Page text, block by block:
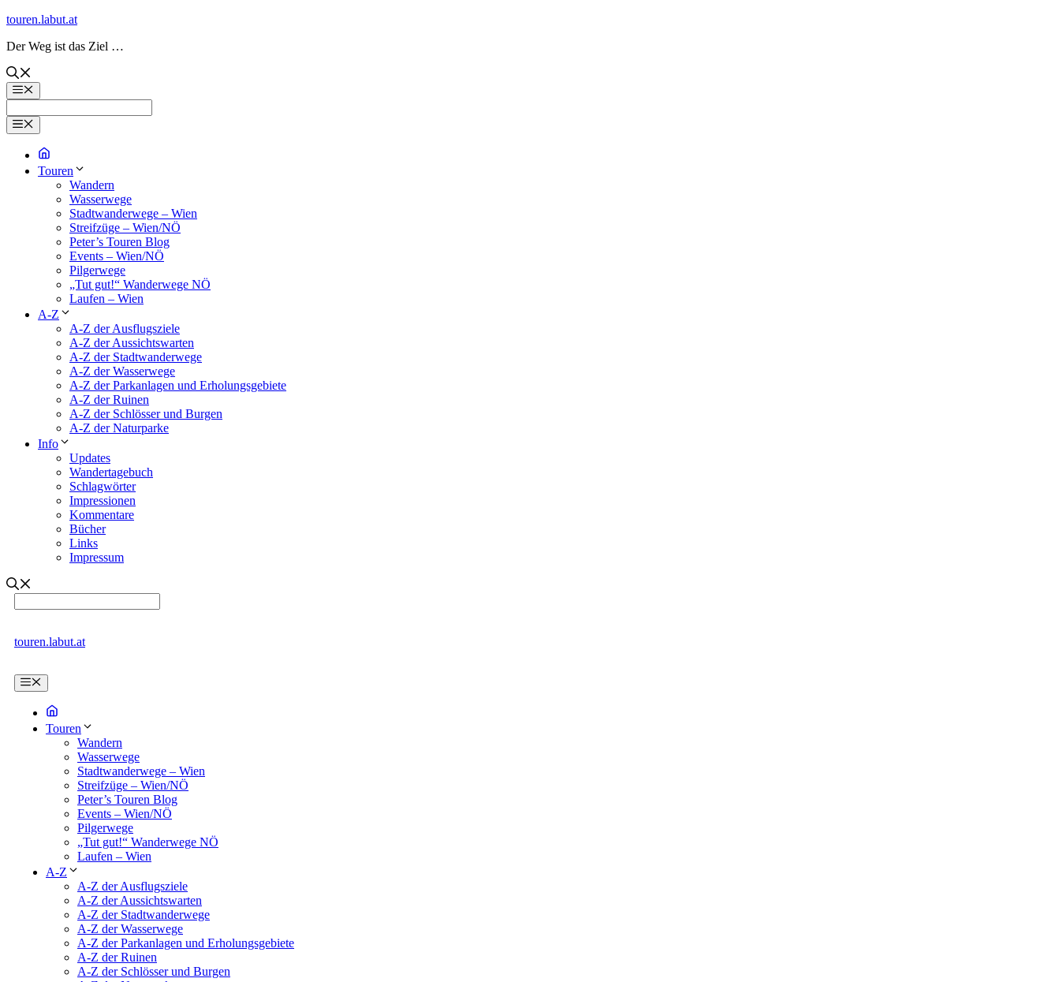
Zum
springen
touren.labut.at
Der Weg ist das Ziel …
Menü
Menü
Touren
Wandern
Wasserwege
Stadtwanderwege – Wien
Streifzüge – Wien/NÖ
Peter’s Touren Blog
Events – Wien/NÖ
Pilgerwege
„Tut gut!“ Wanderwege NÖ
Laufen – Wien
A-Z
A-Z der Ausflugsziele
A-Z der Aussichtswarten
A-Z der Stadtwanderwege
A-Z der Wasserwege
A-Z der Parkanlagen und Erholungsgebiete
A-Z der Ruinen
A-Z der Schlösser und Burgen
A-Z der Naturparke
Info
Updates
Wandertagebuch
Schlagwörter
Impressionen
Kommentare
Bücher
Links
Impressum
touren.labut.at
Menü
Touren
Wandern
Wasserwege
Stadtwanderwege – Wien
Streifzüge – Wien/NÖ
Peter’s Touren Blog
Events – Wien/NÖ
Pilgerwege
„Tut gut!“ Wanderwege NÖ
Laufen – Wien
A-Z
A-Z der Ausflugsziele
A-Z der Aussichtswarten
A-Z der Stadtwanderwege
A-Z der Wasserwege
A-Z der Parkanlagen und Erholungsgebiete
A-Z der Ruinen
A-Z der Schlösser und Burgen